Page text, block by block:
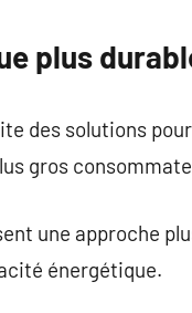
plus
des solutions
gros
une approche
énergétique.